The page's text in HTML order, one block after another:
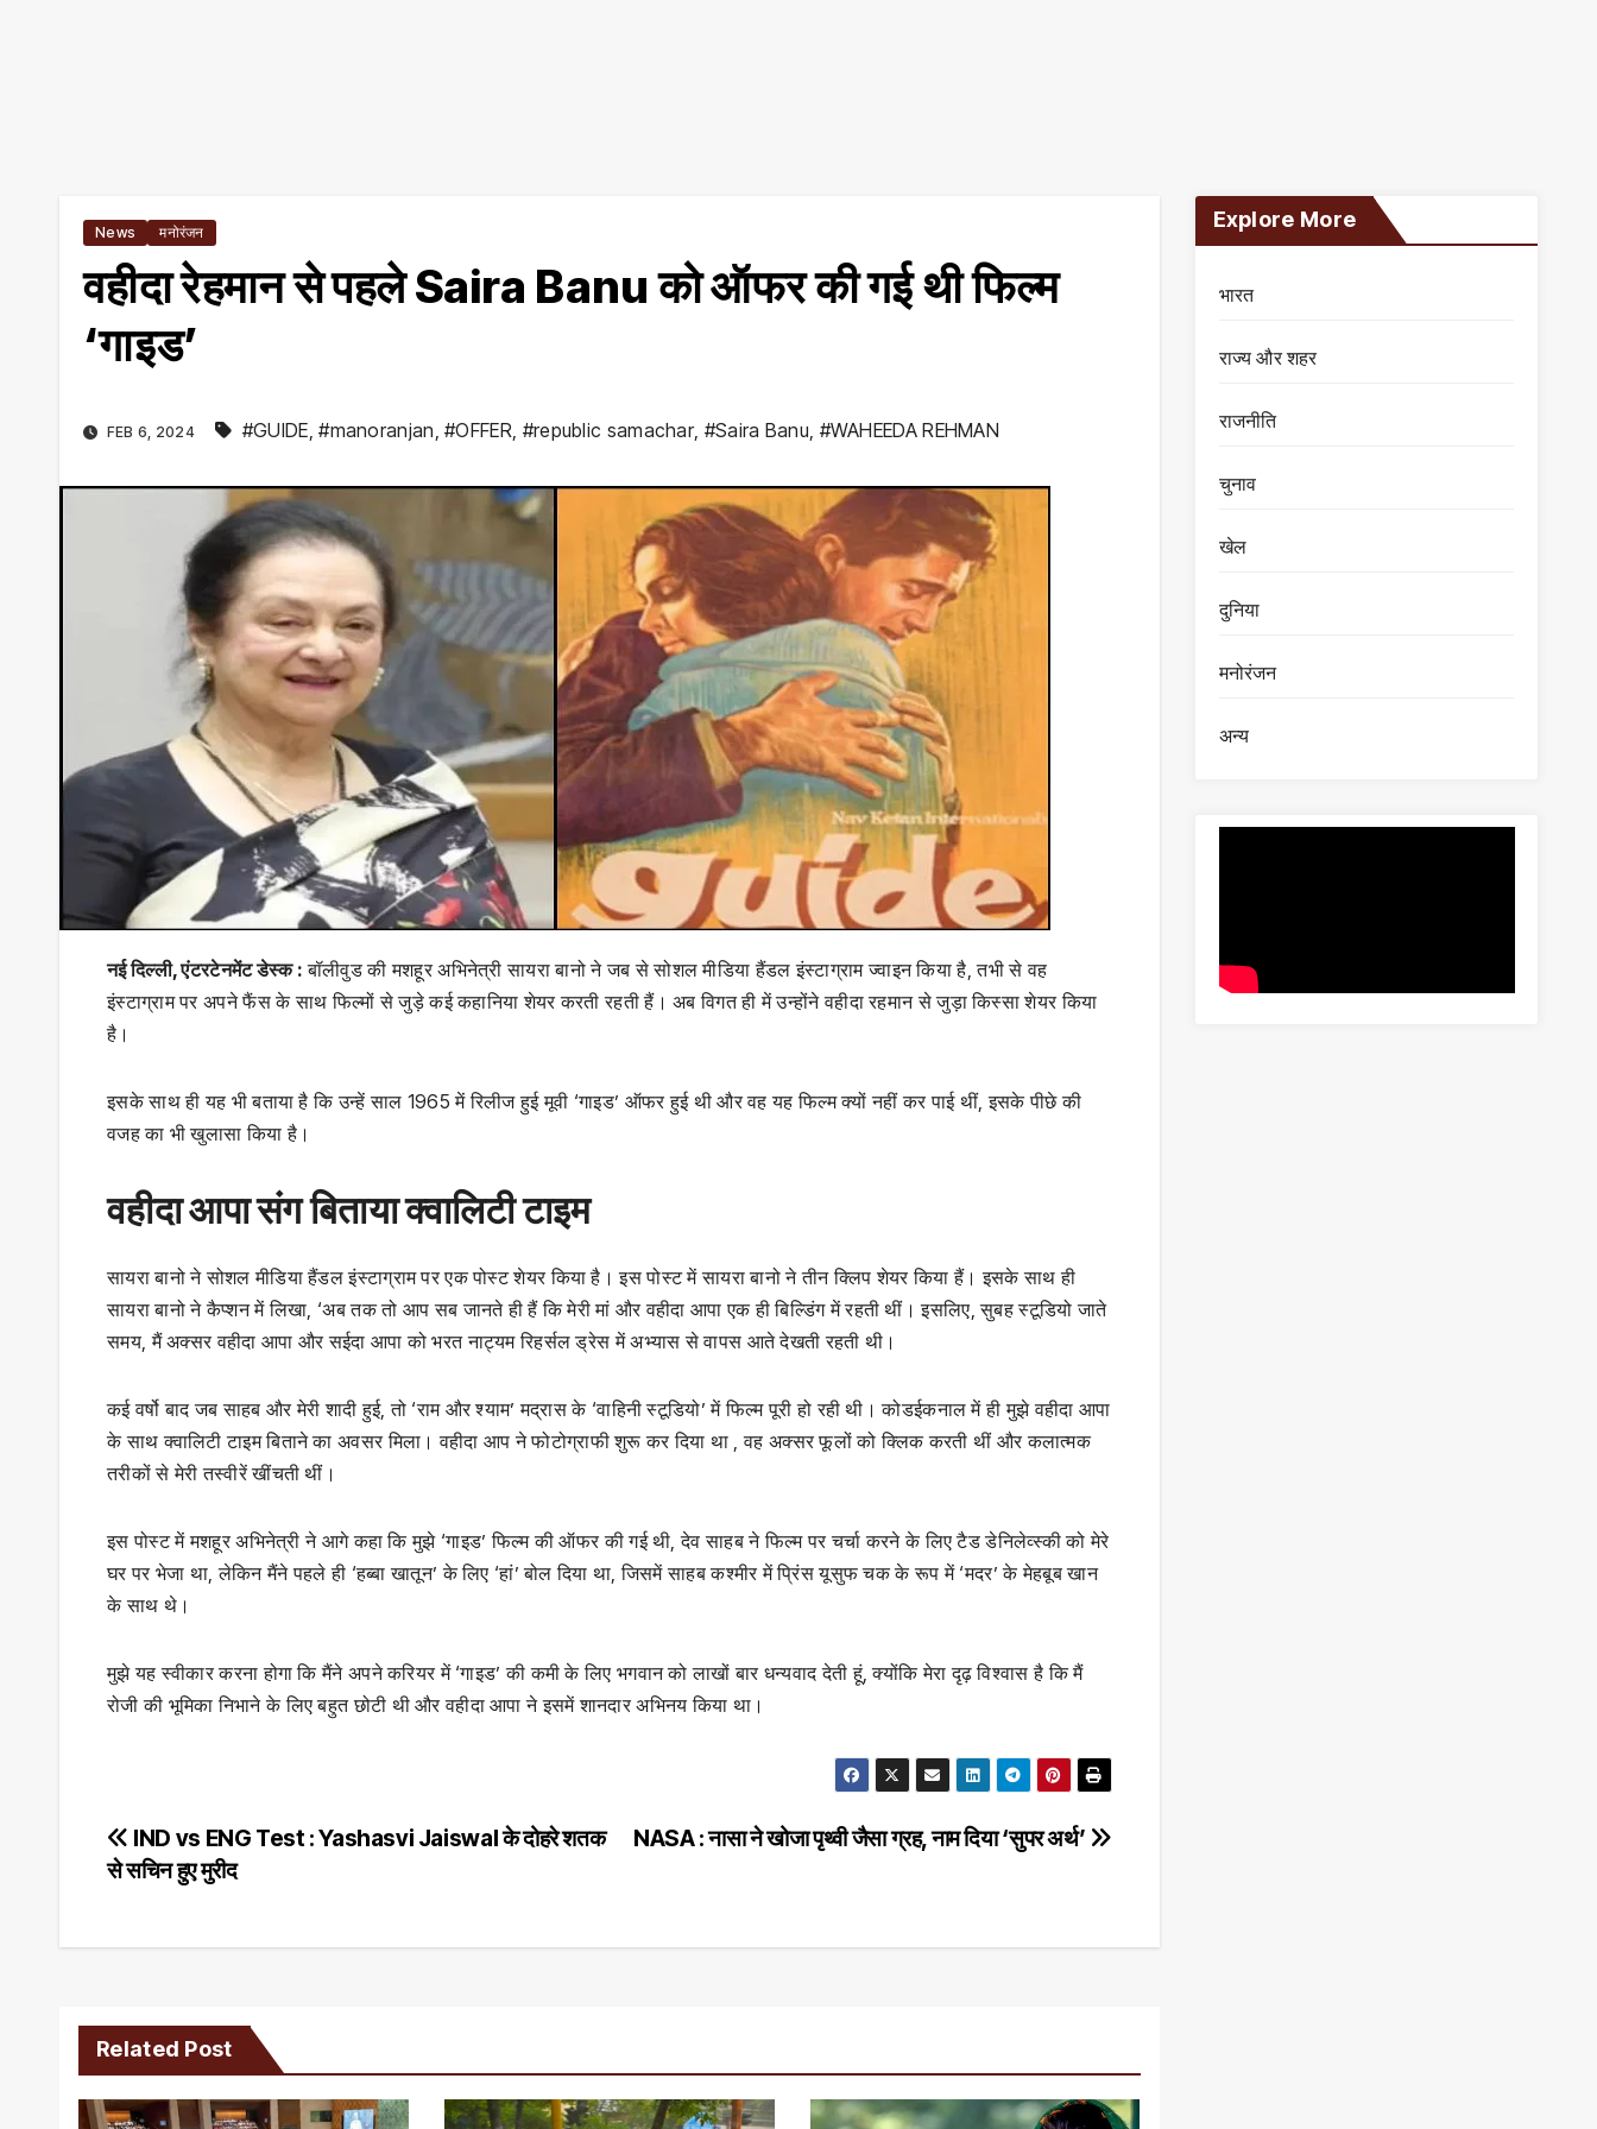
News मनोरंजन
वहीदा रेहमान से पहले Saira Banu को ऑफर की गई थी फिल्म
‘गाइड’
FEB 6, 2024 #GUIDE,#manoranjan,#OFFER, #republic samachar, #Saira Banu, #WAHEEDA REHMAN
नई दिल्ली, एंटरटेनमेंट डेस्क :बॉलीवुड की मशहूर अभिनेत्री सायरा बानो ने जब से सोशल मीडिया हैंडल इंस्टाग्राम ज्वाइन किया है, तभी से वह
इंस्टाग्राम पर अपने फैंस के साथ फिल्मों से जुड़े कई कहानिया शेयर करती रहती हैं। अब विगत ही में उन्होंने वहीदा रहमान से जुड़ा किस्सा शेयर किया
है।
इसके साथ ही यह भी बताया है कि उन्हें साल 1965 में रिलीज हुई मूवी ‘गाइड’ ऑफर हुई थी और वह यह फिल्म क्यों नहीं कर पाई थीं, इसके पीछे की
वजह का भी खुलासा किया है।
वहीदा आपा संग बिताया क्वालिटी टाइम
सायरा बानो ने सोशल मीडिया हैंडल इंस्टाग्राम पर एक पोस्ट शेयर किया है। इस पोस्ट में सायरा बानो ने तीन क्लिप शेयर किया हैं। इसके साथ ही
सायरा बानो ने कैप्शन में लिखा, ‘अब तक तो आप सब जानते ही हैं कि मेरी मां और वहीदा आपा एक ही बिल्डिंग में रहती थीं। इसलिए, सुबह स्टूडियो जाते
समय, मैं अक्सर वहीदा आपा और सईदा आपा को भरत नाट्यम रिहर्सल ड्रेस में अभ्यास से वापस आते देखती रहती थी।
कई वर्षो बाद जब साहब और मेरी शादी हुई, तो ‘राम और श्याम’ मद्रास के ‘वाहिनी स्टूडियो’ में फिल्म पूरी हो रही थी। कोडईकनाल में ही मुझे वहीदा आपा
के साथ क्वालिटी टाइम बिताने का अवसर मिला। वहीदा आप ने फोटोग्राफी शुरू कर दिया था , वह अक्सर फूलों को क्लिक करती थीं और कलात्मक
तरीकों से मेरी तस्वीरें खींचती थीं।
इस पोस्ट में मशहूर अभिनेत्री ने आगे कहा कि मुझे ‘गाइड’ फिल्म की ऑफर की गई थी, देव साहब ने फिल्म पर चर्चा करने के लिए टैड डेनिलेव्स्की को मेरे
घर पर भेजा था, लेकिन मैंने पहले ही ‘हब्बा खातून’ के लिए ‘हां’ बोल दिया था, जिसमें साहब कश्मीर में प्रिंस यूसुफ चक के रूप में ‘मदर’ के मेहबूब खान
के साथ थे।
मुझे यह स्वीकार करना होगा कि मैंने अपने करियर में ‘गाइड’ की कमी के लिए भगवान को लाखों बार धन्यवाद देती हूं, क्योंकि मेरा दृढ़ विश्वास है कि मैं
रोजी की भूमिका निभाने के लिए बहुत छोटी थी और वहीदा आपा ने इसमें शानदार अभिनय किया था।
Post
navigation
NASA : नासा ने खोजा पृथ्वी जैसा ग्रह, नाम दिया ‘सुपर अर्थ’
IND vs ENG Test : Yashasvi Jaiswal के दोहरे शतक
से सचिन हुए मुरीद
Related Post
Explore More
भारत
राज्य और शहर
राजनीति
चुनाव
खेल
दुनिया
मनोरंजन
अन्य